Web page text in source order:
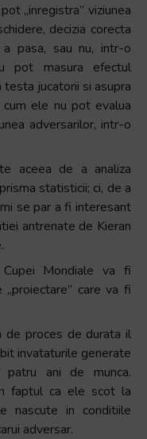
„inregistra” viziunea
decizia corecta
pasa, sau nu, intr-o
pot masura efectul
jucatorii si asupra
cum ele nu pot evalua
adversarilor, intr-o
aceea de a analiza
statisticii; ci, de a
se par a fi interesant
antrenate de Kieran
Mondiale va fi
care va fi
de proces de durata il
invataturile generate
ani de munca.
faptul ca ele scot la
nascute in conditiile
adversar.